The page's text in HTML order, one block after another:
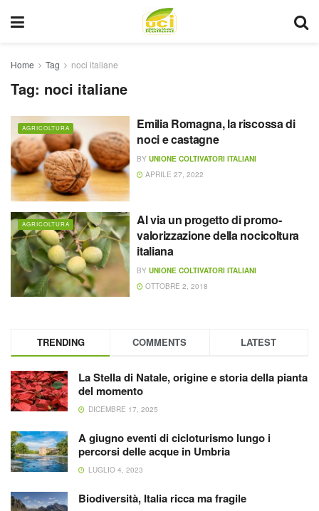
Home Tag noci italiane
Tag: noci italiane
AGRICOLTURA
Emilia Romagna, la riscossa di
noci e castagne
BY UNIONE COLTIVATORI ITALIANI
APRILE 27, 2022
AGRICOLTURA
Al via un progetto di promo-
valorizzazione della nocicoltura
italiana
BY UNIONE COLTIVATORI ITALIANI
OTTOBRE 2, 2018
TRENDING COMMENTS LATEST
La Stella di Natale, origine e storia della pianta
del momento
DICEMBRE 17, 2025
A giugno eventi di cicloturismo lungo i
percorsi delle acque in Umbria
LUGLIO 4, 2023
Biodiversità, Italia ricca ma fragile